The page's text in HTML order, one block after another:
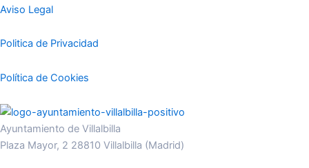
Aviso Legal
Politica de Privacidad
Política de Cookies
Ayuntamiento de Villalbilla
Plaza Mayor, 2 28810 Villalbilla (Madrid)